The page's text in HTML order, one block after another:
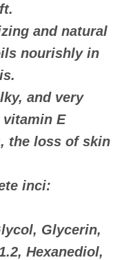
and natural
nourishly in
and very
E
the loss of skin
inci:
Glycerin,
Hexanediol,